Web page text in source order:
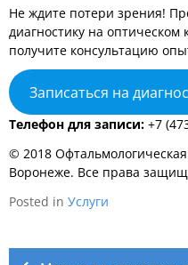
Не ждите потери зрения!
диагностику на оптическом
получите консультацию
Записаться на
Телефон для записи: +7
© 2018
Воронеже. Все права
Posted in Услуги
Навигация